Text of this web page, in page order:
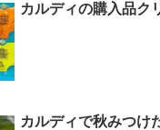
カルディの購入品ク
カルディで秋みつ